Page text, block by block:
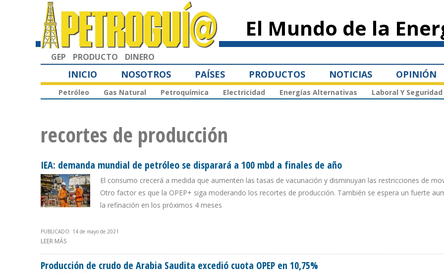
principal
El Mundo de la
GEP PRODUCTO DINERO
INICIO NOSOTROS PAÍSES PRODUCTOS NOTICIAS OPINIÓN
Petróleo Gas Natural Petroquímica Electricidad Energías Alternativas Laboral Y Seguridad
recortes de producción
IEA: demanda mundial de petróleo se disparará a 100 mbd a finales de año
El consumo crecerá a medida que aumenten las tasas de vacunación y disminuyan las restricciones de
Otro factor es que la OPEP+ siga moderando los recortes de producción. También se espera un fuerte
la refinación en los próximos 4 meses
PUBLICADO: 14 de mayo de 2021
LEER MÁS
Producción de crudo de Arabia Saudita excedió cuota OPEP en 10,75%